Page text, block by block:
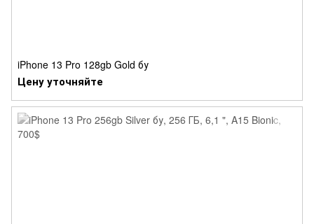
iPhone 13 Pro 128gb Gold бу
Цену уточняйте